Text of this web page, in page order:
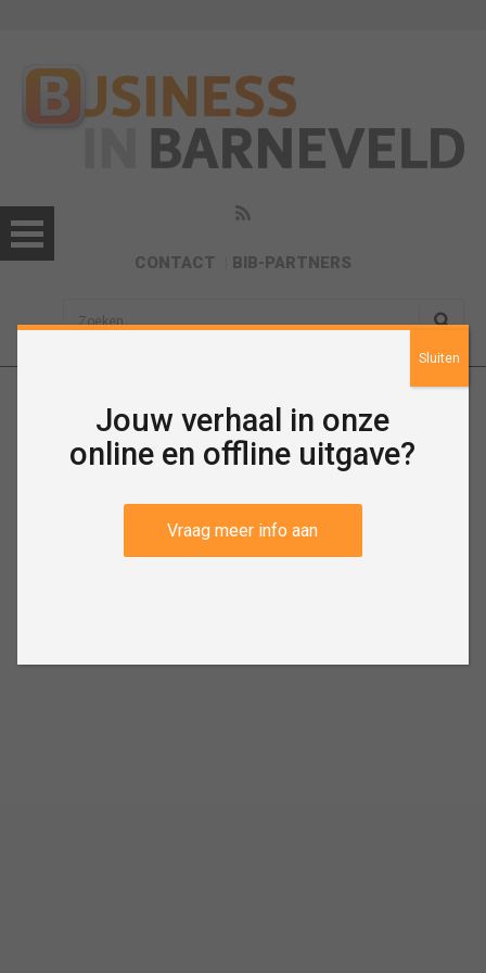
CONTACT BIB-PARTNERS
sisea.search
Juni 2024
Jouw verhaal in onze
online en offline uitgave?
Vraag meer info aan
Sluiten